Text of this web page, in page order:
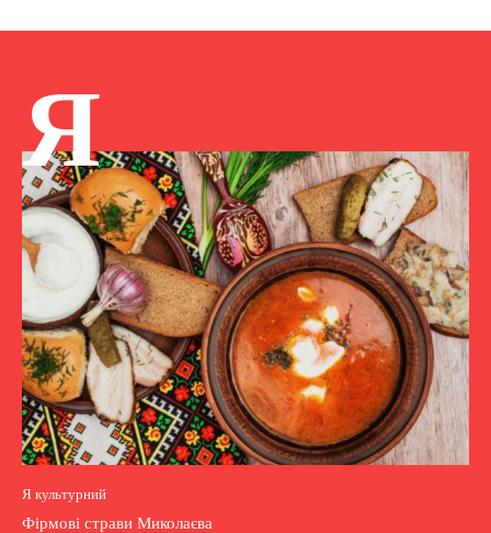
Я
Я культурний
Фірмові страви Миколаєва